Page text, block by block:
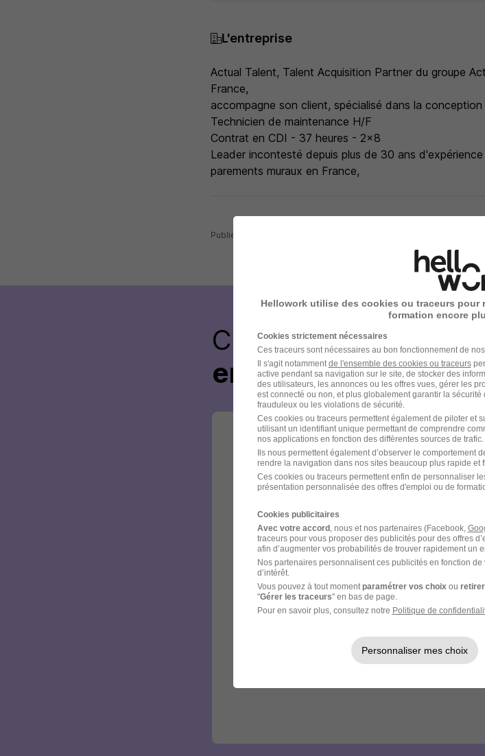
L'entreprise
Actual Talent, Talent Acquisition Partner du groupe
France,
accompagne son client, spécialisé dans la
Technicien de maintenance H/F
Contrat en CDI - 37 heures - 2x8
Leader incontesté depuis plus de 30 ans
parements muraux en France,
Publiée le 16/07/2026 - Réf : NY|AMZ/20763/52954
Créez votre compte
envoyez votre
Hellowork utilise des cookies ou traceurs pour
formation encore
Cookies strictement nécessaires
Ces traceurs sont nécessaires au bon fonctionnement de
Il s'agit notamment de l'ensemble des cookies ou traceurs
active pendant sa navigation sur le site, de stocker des
des utilisateurs, les annonces ou les offres vues, gérer les
est connecté ou non, et plus globalement garantir la
frauduleux ou les violations de sécurité.
Ces cookies ou traceurs permettent également de piloter et
utilisant un identifiant unique permettant de comprendre
nos applications en fonction des différentes sources de trafic.
Ils nous permettent également d’observer le comportement
rendre la navigation dans nos sites beaucoup plus rapide et
Ces cookies ou traceurs permettent enfin de personnaliser
présentation personnalisée des offres d'emploi ou de
Cookies publicitaires
Avec votre accord, nous et nos partenaires (Facebook,
traceurs pour vous proposer des publicités pour des offres
afin d’augmenter vos probabilités de trouver rapidement un
Nos partenaires personnalisent ces publicités en fonction
d’intérêt.
Vous pouvez à tout moment paramétrer vos choix ou
"Gérer les traceurs" en bas de page.
Pour en savoir plus, consultez notre Politique de
Personnaliser mes choix